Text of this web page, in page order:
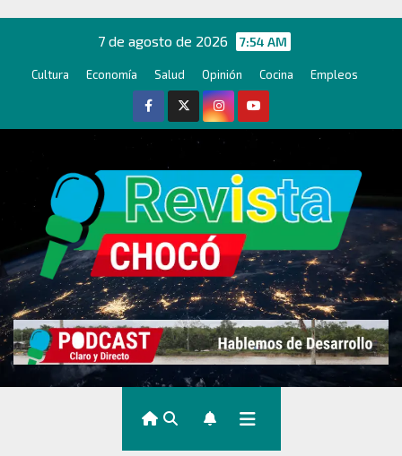
contenido
7 de agosto de 2026 7:54 AM
Cultura Economía Salud Opinión Cocina Empleos